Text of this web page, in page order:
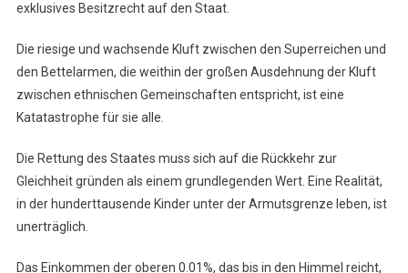
exklusives Besitzrecht auf den Staat.
Die riesige und wachsende Kluft zwischen den Superreichen und
den Bettelarmen, die weithin der großen Ausdehnung der Kluft
zwischen ethnischen Gemeinschaften entspricht, ist eine
Katatastrophe für sie alle.
Die Rettung des Staates muss sich auf die Rückkehr zur
Gleichheit gründen als einem grundlegenden Wert. Eine Realität,
in der hunderttausende Kinder unter der Armutsgrenze leben, ist
unerträglich.
Das Einkommen der oberen 0.01%, das bis in den Himmel reicht,